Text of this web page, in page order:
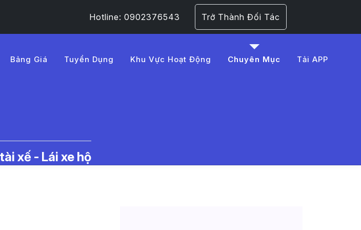
Hotline: 0902376543 Trở Thành Đối Tác
Bảng Giá Tuyển Dụng Khu Vực Hoạt Động Chuyên Mục Tải APP
xế - Lái xe hộ
- Tin
Xe Hộ | LMD - Trang 1​